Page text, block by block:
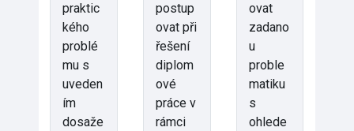
praktic
kého
problé
mu s
uveden
ím
dosaže
postup
ovat při
řešení
diplom
ové
práce v
rámci
ovat
zadano
u
proble
matiku
s
ohlede